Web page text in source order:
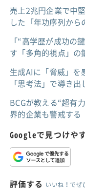
売上2兆円企業で中
した「年功序列から
「“高学歴が成功
す「多角的視点」の
生成AIに「脅威」
「思考法」で導き
BCGが教える“超有
界的企業も警戒する
Googleで見つけや
評価する いいね！でぜ